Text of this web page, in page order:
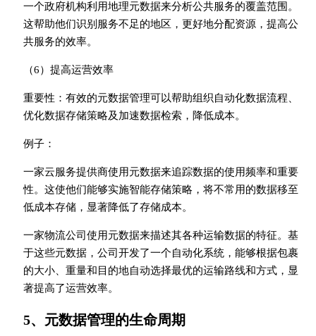
一个政府机构利用地理元数据来分析公共服务的覆盖范围。
这帮助他们识别服务不足的地区，更好地分配资源，提高公
共服务的效率。
（6）提高运营效率
重要性：有效的元数据管理可以帮助组织自动化数据流程、
优化数据存储策略及加速数据检索，降低成本。
例子：
一家云服务提供商使用元数据来追踪数据的使用频率和重要
性。这使他们能够实施智能存储策略，将不常用的数据移至
低成本存储，显著降低了存储成本。
一家物流公司使用元数据来描述其各种运输数据的特征。基
于这些元数据，公司开发了一个自动化系统，能够根据包裹
的大小、重量和目的地自动选择最优的运输路线和方式，显
著提高了运营效率。
5、元数据管理的生命周期